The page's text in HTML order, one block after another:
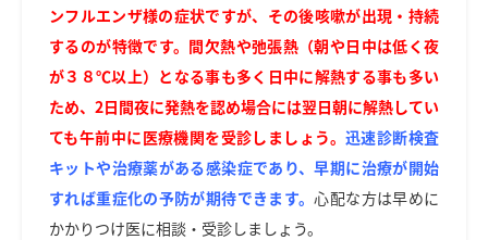
ンフルエンザ様の症状ですが、その後咳嗽が出現・持続
するのが特徴です。間欠熱や弛張熱（朝や日中は低く夜
が３８℃以上）となる事も多く日中に解熱する事も多い
ため、2日間夜に発熱を認め場合には翌日朝に解熱してい
ても午前中に医療機関を受診しましょう。 迅速診断検査
キットや治療薬がある感染症であり、早期に治療が開始
すれば重症化の予防が期待できます。心配な方は早めに
かかりつけ医に相談・受診しましょう。